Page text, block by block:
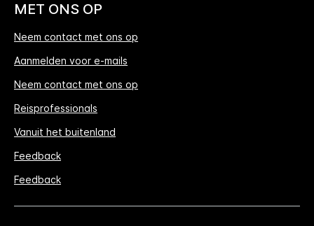
MET ONS OP
Neem contact met ons op
Aanmelden voor e-mails
Neem contact met ons op
Reisprofessionals
Vanuit het buitenland
Feedback
Feedback